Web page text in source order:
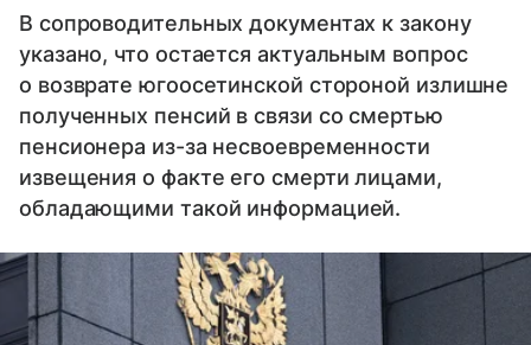
В сопроводительных документах к закону
указано, что остается актуальным вопрос
о возврате югоосетинской стороной излишне
полученных пенсий в связи со смертью
пенсионера из-за несвоевременности
извещения о факте его смерти лицами,
обладающими такой информацией.